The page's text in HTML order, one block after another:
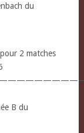
du
2 matches
B du